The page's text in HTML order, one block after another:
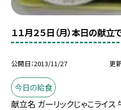
１１月２５日（月）本日の献立
公開日 2013/11/27 更
今日の給食
献立名 ガーリックじゃこライ